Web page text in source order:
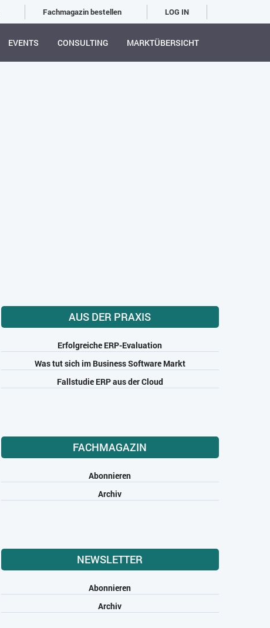
Fachmagazin bestellen LOG IN
EVENTS CONSULTING MARKTÜBERSICHT
AUS DER PRAXIS
Erfolgreiche ERP-Evaluation
Was tut sich im Business Software Markt
Fallstudie ERP aus der Cloud
FACHMAGAZIN
Abonnieren
Archiv
NEWSLETTER
Abonnieren
Archiv